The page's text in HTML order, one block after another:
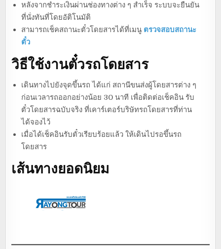
หลังจากชำระเงินผ่านช่องทางต่าง ๆ สำเร็จ ระบบจะยืนยัน
ที่นั่งทันที่โดยอัติโนมัติ
สามารถเช็คสถานะตั๋วโดยสารได้ที่เมนู ตรวจสอบสถานะ
ตั๋ว
วิธีใช้งานตั๋วรถโดยสาร
เดินทางไปยังจุดขึ้นรถ ได้แก่ สถานีขนส่งผู้โดยสารต่าง ๆ
ก่อนเวลารถออกอย่างน้อย 30 นาที เพื่อติดต่อเช็คอิน รับ
ตั๋วโดยสารฉบับจริง ที่เคาร์เตอร์บริษัทรถโดยสารที่ท่าน
ได้จองไว้
เมื่อได้เช็คอินรับตั๋วเรียบร้อยแล้ว ให้เดินไปรอขึ้นรถ
โดยสาร
เส้นทางยอดนิยม